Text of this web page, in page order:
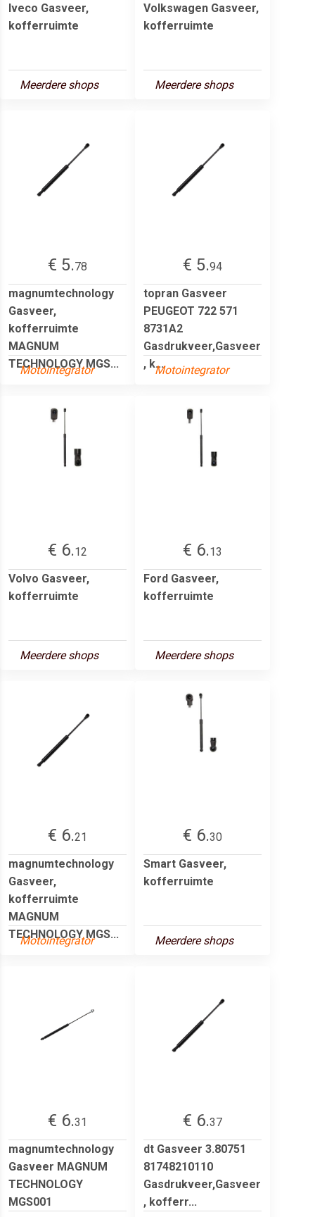
Iveco Gasveer,
kofferruimte
Meerdere shops
Volkswagen Gasveer,
kofferruimte
Meerdere shops
€ 5.78
magnumtechnology
Gasveer,
kofferruimte
MAGNUM
TECHNOLOGY MGS...
Motointegrator
€ 5.94
topran Gasveer
PEUGEOT 722 571
8731A2
Gasdrukveer,Gasveer
, k...Motointegrator
€ 6.12
Volvo Gasveer,
kofferruimte
Meerdere shops
€ 6.13
Ford Gasveer,
kofferruimte
Meerdere shops
€ 6.21
magnumtechnology
Gasveer,
kofferruimte
MAGNUM
TECHNOLOGY MGS...
Motointegrator
€ 6.30
Smart Gasveer,
kofferruimte
Meerdere shops
€ 6.31
magnumtechnology
Gasveer MAGNUM
TECHNOLOGY
MGS001
€ 6.37
dt Gasveer 3.80751
81748210110
Gasdrukveer,Gasveer
, kofferr...